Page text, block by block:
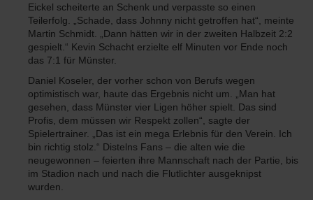
Eickel scheiterte an Schenk und verpasste so einen
Teilerfolg. „Schade, dass Johnny nicht getroffen hat“, meinte
Martin Schmidt. „Dann hätten wir in der zweiten Halbzeit 2:2
gespielt.“ Kevin Schacht erzielte elf Minuten vor Ende noch
das 7:1 für Münster.
Daniel Koseler, der vorher schon von Berufs wegen
optimistisch war, haute das Ergebnis nicht um. „Man hat
gesehen, dass Münster vier Ligen höher spielt. Das sind
Profis, dem müssen wir Respekt zollen“, sagte der
Spielertrainer. „Das ist ein mega Erlebnis für den Verein. Ich
bin richtig stolz.“ Distelns Fans – die alten wie die
neugewonnen – feierten ihre Mannschaft nach der Partie, bis
im Stadion nach und nach die Flutlichter ausgeknipst
wurden.